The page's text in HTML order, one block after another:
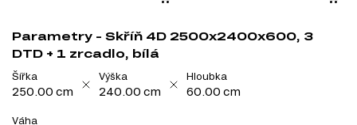
Parametry - Skříň 4D 2500x2400x600, 3
DTD + 1 zrcadlo, bílá
Šířka
250.00 cm
Výška
240.00 cm
Hloubka
60.00 cm
Váha